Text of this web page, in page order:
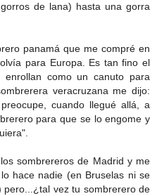
de lana) hasta una gorra
panamá que me compré en
para Europa. Es tan fino el
como un canuto para
veracruzana me dijo:
cuando llegué allá, a
para que se lo engome y
sombrereros de Madrid y me
hace nadie (en Bruselas ni se
vez tu sombrerero de